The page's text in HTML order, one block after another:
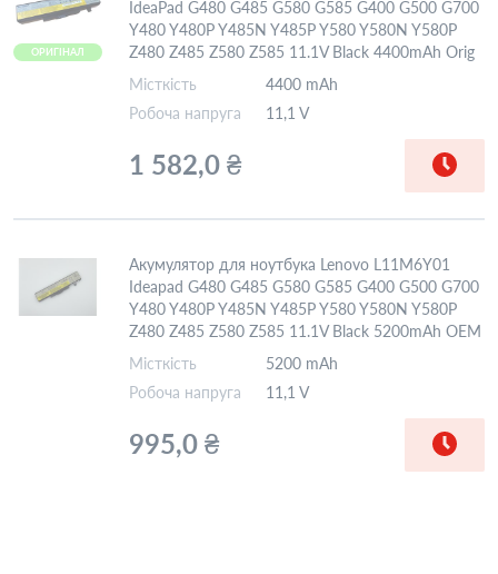
ОРИГІНАЛ
IdeaPad G480 G485 G580 G585 G400 G500 G700
Y480 Y480P Y485N Y485P Y580 Y580N Y580P
Z480 Z485 Z580 Z585 11.1V Black 4400mAh Orig
Місткість
4400 mAh
Робоча напруга
11,1 V
1 582,0 ₴
Акумулятор для ноутбука Lenovo L11M6Y01
Ideapad G480 G485 G580 G585 G400 G500 G700
Y480 Y480P Y485N Y485P Y580 Y580N Y580P
Z480 Z485 Z580 Z585 11.1V Black 5200mAh OEM
Місткість
5200 mAh
Робоча напруга
11,1 V
995,0 ₴